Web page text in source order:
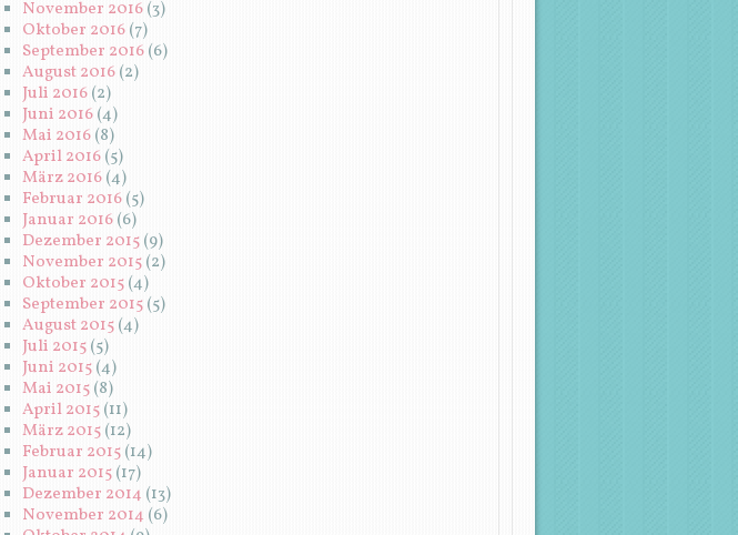
November 2016(3)
Oktober 2016(7)
September 2016(6)
August 2016(2)
Juli 2016(2)
Juni 2016(4)
Mai 2016(8)
April 2016(5)
März 2016(4)
Februar 2016(5)
Januar 2016(6)
Dezember 2015(9)
November 2015(2)
Oktober 2015(4)
September 2015(5)
August 2015(4)
Juli 2015(5)
Juni 2015(4)
Mai 2015(8)
April 2015(11)
März 2015(12)
Februar 2015(14)
Januar 2015(17)
Dezember 2014 (13)
November 2014 (6)